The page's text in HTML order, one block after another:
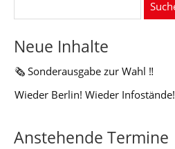
Neue Inhalte
🗞️ Sonderausgabe zur Wahl ‼️
Wieder Berlin! Wieder Infostände!
Anstehende Termine